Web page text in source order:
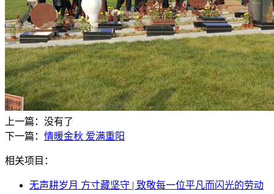
上一篇：没有了
下一篇： 情暖金秋 爱满重阳
相关项目：
无声耕岁月 方寸藏坚守 | 致敬每一位平凡而闪光的劳动